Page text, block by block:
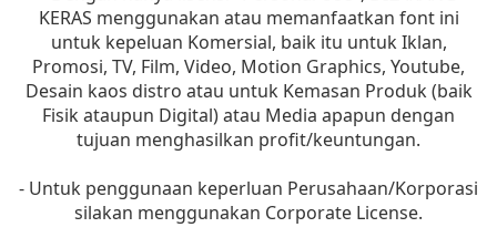
KERAS menggunakan atau memanfaatkan font ini
untuk kepeluan Komersial, baik itu untuk Iklan,
Promosi, TV, Film, Video, Motion Graphics, Youtube,
Desain kaos distro atau untuk Kemasan Produk (baik
Fisik ataupun Digital) atau Media apapun dengan
tujuan menghasilkan profit/keuntungan.
- Untuk penggunaan keperluan Perusahaan/Korporasi
silakan menggunakan Corporate License.